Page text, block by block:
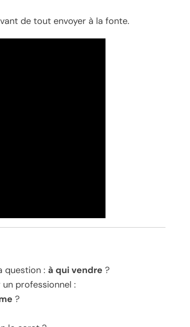
de tout envoyer à la fonte.
question : à qui vendre ?
professionnel :
?